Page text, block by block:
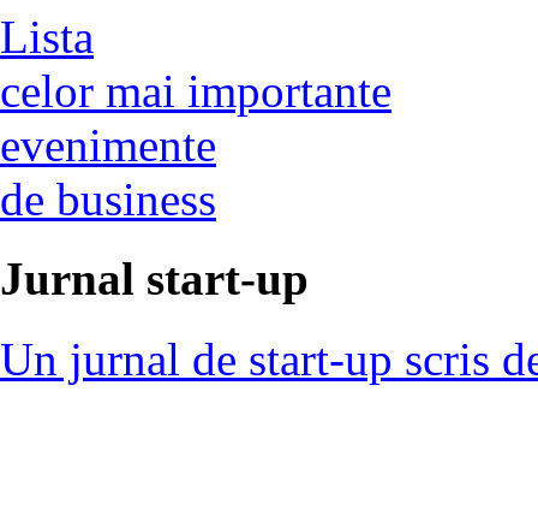
Lista
celor mai importante
evenimente
de business
Jurnal start-up
Un jurnal de start-up scris